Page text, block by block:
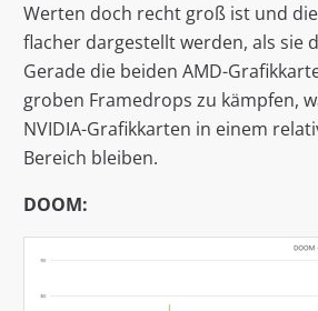
Werten doch recht groß ist und
flacher dargestellt werden, als sie
Gerade die beiden AMD-
groben Framedrops zu kämpfen,
NVIDIA-Grafikkarten in einem
Bereich bleiben.
DOOM: